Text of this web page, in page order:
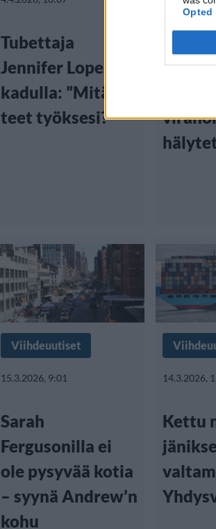
Opted
Tubettaja
Jennifer Lopezille
kadulla: ”Mitä
teet työksesi?”
New
Viihdeuutiset
15.3.2026, 9:01
Sarah
Fergusonilla ei
ole pysyvää kotia
– syynä Andrew’n
kohu
14.3.2026,
Kettu